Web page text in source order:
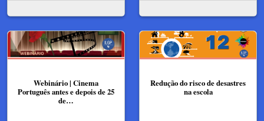
Webinário | Cinema
Português antes e depois de 25
de…
Redução do risco de desastres
na escola